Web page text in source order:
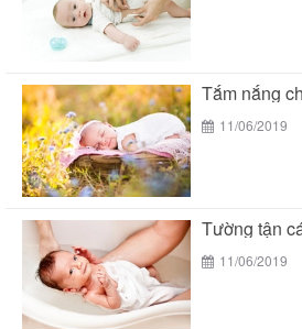
11/06/2019
11/06/2019